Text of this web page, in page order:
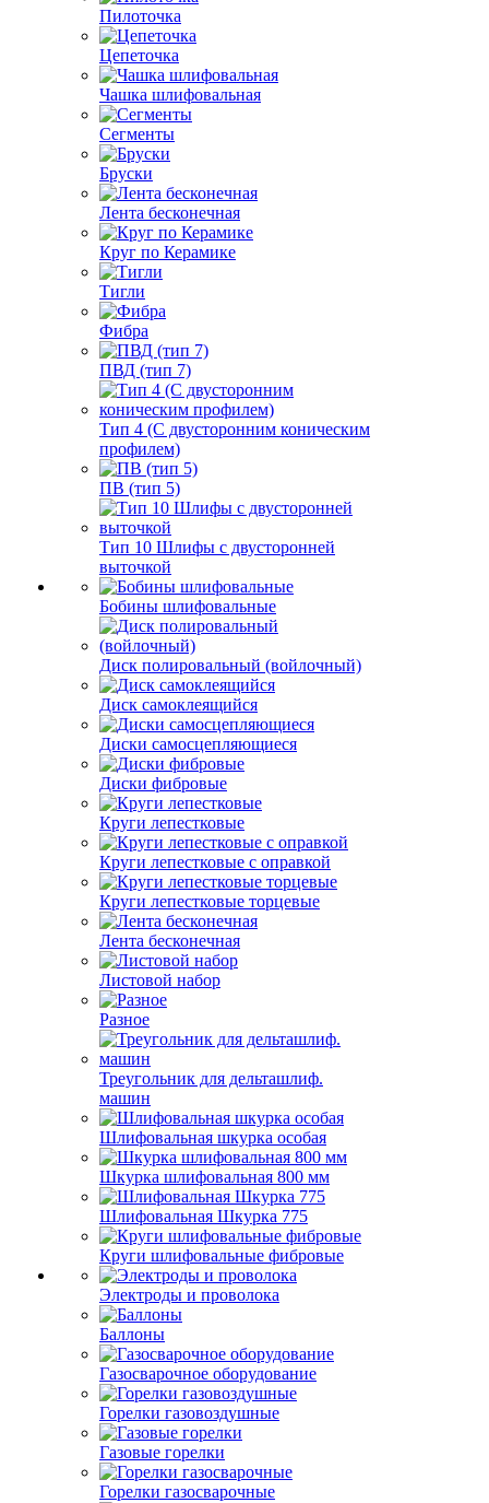
Пилоточка
Цепеточка
Чашка шлифовальная
Сегменты
Бруски
Лента бесконечная
Круг по Керамике
Тигли
Фибра
ПВД (тип 7)
Тип 4 (С двусторонним коническим
профилем)
ПВ (тип 5)
Тип 10 Шлифы с двусторонней
выточкой
Бобины шлифовальные
Диск полировальный (войлочный)
Диск самоклеящийся
Диски самосцепляющиеся
Диски фибровые
Круги лепестковые
Круги лепестковые с оправкой
Круги лепестковые торцевые
Лента бесконечная
Листовой набор
Разное
Треугольник для дельташлиф.
машин
Шлифовальная шкурка особая
Шкурка шлифовальная 800 мм
Шлифовальная Шкурка 775
Круги шлифовальные фибровые
Электроды и проволока
Баллоны
Газосварочное оборудование
Горелки газовоздушные
Газовые горелки
Горелки газосварочные